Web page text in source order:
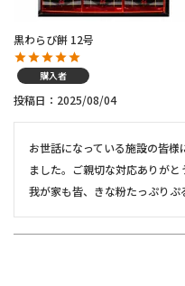
黒わらび餅 12号
購入者
投稿日 2025/08/04
お世話になっている施設の皆
ました。ご親切な対応ありが